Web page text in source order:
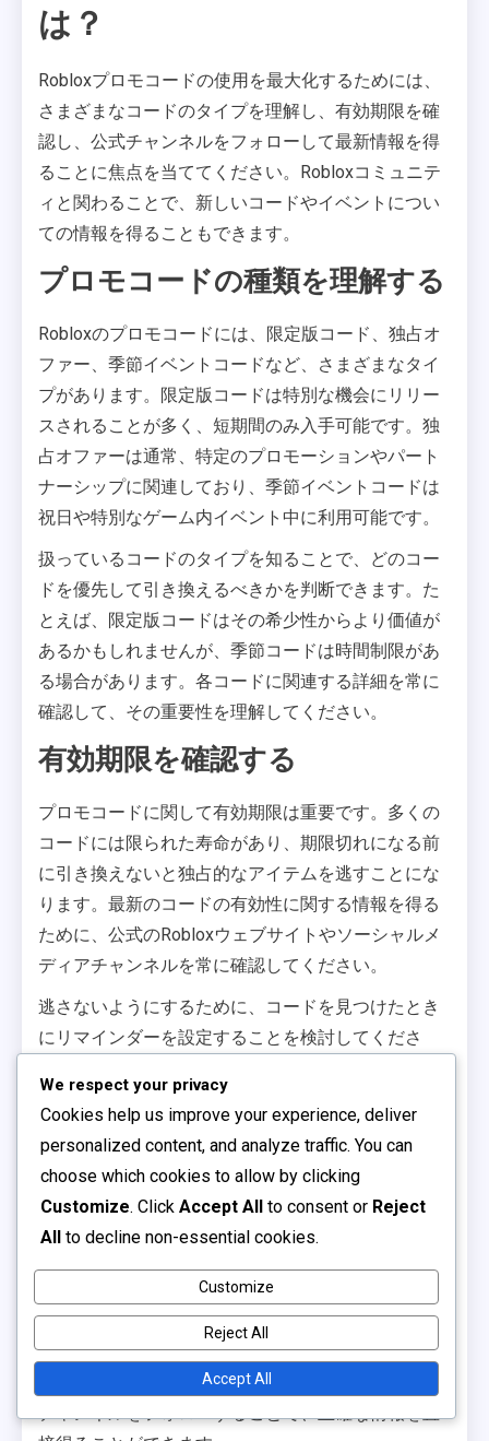
は？
Robloxプロモコードの使用を最大化するためには、
さまざまなコードのタイプを理解し、有効期限を確
認し、公式チャンネルをフォローして最新情報を得
ることに焦点を当ててください。Robloxコミュニテ
ィと関わることで、新しいコードやイベントについ
ての情報を得ることもできます。
プロモコードの種類を理解する
Robloxのプロモコードには、限定版コード、独占オ
ファー、季節イベントコードなど、さまざまなタイ
プがあります。限定版コードは特別な機会にリリー
スされることが多く、短期間のみ入手可能です。独
占オファーは通常、特定のプロモーションやパート
ナーシップに関連しており、季節イベントコードは
祝日や特別なゲーム内イベント中に利用可能です。
扱っているコードのタイプを知ることで、どのコー
ドを優先して引き換えるべきかを判断できます。た
とえば、限定版コードはその希少性からより価値が
あるかもしれませんが、季節コードは時間制限があ
る場合があります。各コードに関連する詳細を常に
確認して、その重要性を理解してください。
有効期限を確認する
プロモコードに関して有効期限は重要です。多くの
コードには限られた寿命があり、期限切れになる前
に引き換えないと独占的なアイテムを逃すことにな
ります。最新のコードの有効性に関する情報を得る
ために、公式のRobloxウェブサイトやソーシャルメ
ディアチャンネルを常に確認してください。
逃さないようにするために、コードを見つけたとき
にリマインダーを設定することを検討してくださ
作成し、有効期限をメモして迅速に行動できるよう
にすることもできます。この実践により、報酬を最
大化し、ゲーム体験を向上させることができます。
公式チャンネルをフォローする
のRobloxチャンネルを通じて最新情報を得ることが
不可欠です。Robloxのウェブサイト、公式ブログ、
認証されたソーシャルメディアアカウントは、発表
や新しいコードの信頼できる情報源です。これらの
We respect your privacy
Cookies help us improve your experience, deliver
personalized content, and analyze traffic. You can
choose which cookies to allow by clicking
Customize. Click Accept All to consent or Reject
All to decline non-essential cookies.
Customize
Reject All
Accept All